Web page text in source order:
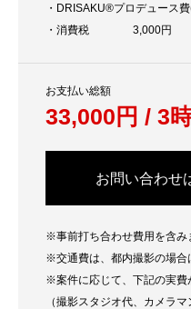
・DRISAKU®プロデュース
・消費税 3,000円
お支払い総額
33,000円 / 3
お問い合わせ
※事前打ち合わせ費用を含み
※交通費は、都内撮影の場合
※案件に応じて、下記の実費
（撮影スタジオ代、カメラ